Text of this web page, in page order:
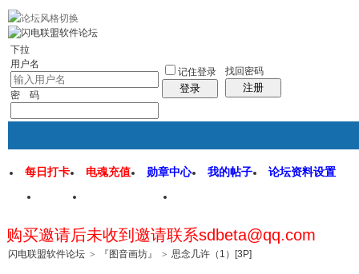
下拉
用户名
密 码
记住登录
登录
找回密码
注册
首页 闪电联盟论坛
每日打卡 电魂充值 勋章中心 我的帖子 论坛资料设置
购买邀请后未收到邀请联系sdbeta@qq.com
闪电联盟软件论坛 > 『图音画坊』 > 思念几许（1）[3P]